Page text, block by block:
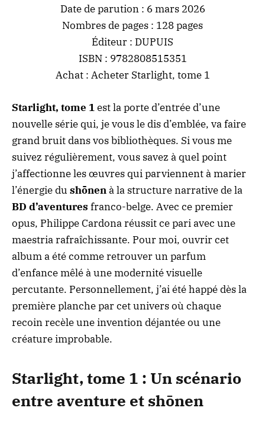
Date de parution : 6 mars 2026
Nombres de pages : 128 pages
Éditeur : DUPUIS
ISBN : 9782808515351
Achat : Acheter Starlight, tome 1
Starlight, tome 1est la porte d’entrée d’une
nouvelle série qui, je vous le dis d’emblée, va faire
grand bruit dans vos bibliothèques. Si vous me
suivez régulièrement, vous savez à quel point
j’affectionne les œuvres qui parviennent à marier
l’énergie du shōnenà la structure narrative de la
BD d’aventures franco-belge. Avec ce premier
opus, Philippe Cardona réussit ce pari avec une
maestria rafraîchissante. Pour moi, ouvrir cet
album a été comme retrouver un parfum
d’enfance mêlé à une modernité visuelle
percutante. Personnellement, j’ai été happé dès la
première planche par cet univers où chaque
recoin recèle une invention déjantée ou une
créature improbable.
Starlight, tome 1 : Un scénario
entre aventure et shōnen